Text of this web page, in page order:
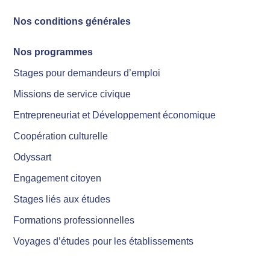
Nos conditions générales
Nos programmes
Stages pour demandeurs d’emploi
Missions de service civique
Entrepreneuriat et Développement économique
Coopération culturelle
Odyssart
Engagement citoyen
Stages liés aux études
Formations professionnelles
Voyages d’études pour les établissements